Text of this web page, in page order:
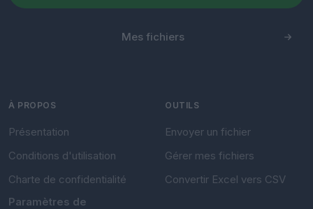
Mes fichiers
À PROPOS
Présentation
Conditions d'utilisation
Charte de confidentialité
Paramètres de
OUTILS
Envoyer un fichier
Gérer mes fichiers
Convertir Excel vers CSV